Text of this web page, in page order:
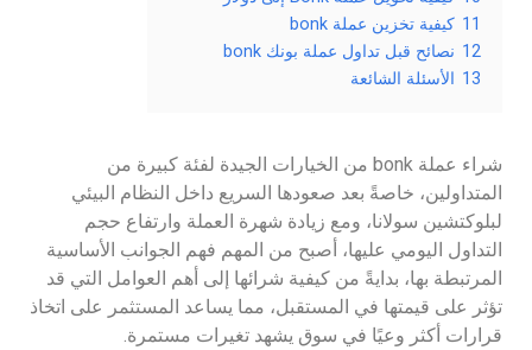
11 كيفية تخزين عملة bonk
12 نصائح قبل تداول عملة بونك bonk
13 الأسئلة الشائعة
شراء عملة bonk من الخيارات الجيدة لفئة كبيرة من
المتداولين، خاصةً بعد صعودها السريع داخل النظام البيئي
لبلوكتشين سولانا، ومع زيادة شهرة العملة وارتفاع حجم
التداول اليومي عليها، أصبح من المهم فهم الجوانب الأساسية
المرتبطة بها، بدايةً من كيفية شرائها إلى أهم العوامل التي قد
تؤثر على قيمتها في المستقبل، مما يساعد المستثمر على اتخاذ
قرارات أكثر وعيًا في سوق يشهد تغيرات مستمرة.